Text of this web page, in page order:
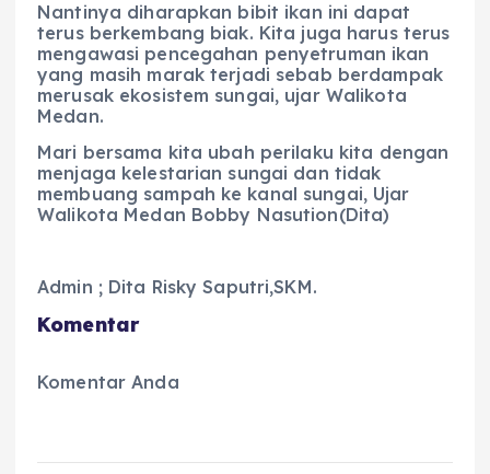
Nantinya diharapkan bibit ikan ini dapat
terus berkembang biak. Kita juga harus terus
mengawasi pencegahan penyetruman ikan
yang masih marak terjadi sebab berdampak
merusak ekosistem sungai, ujar Walikota
Medan.
Mari bersama kita ubah perilaku kita dengan
menjaga kelestarian sungai dan tidak
membuang sampah ke kanal sungai, Ujar
Walikota Medan Bobby Nasution(Dita)
Admin ; Dita Risky Saputri,SKM.
Komentar
Komentar Anda